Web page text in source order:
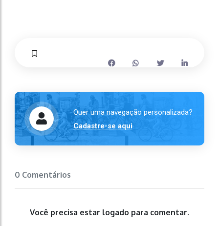
Quer uma navegação personalizada?
Cadastre-se aqui
0 Comentários
Você precisa estar logado para comentar.